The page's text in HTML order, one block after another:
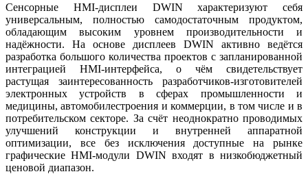
Сенсорные HMI-дисплеи DWIN характеризуют себя
универсальным, полностью самодостаточным продуктом,
обладающим высоким уровнем производительности и
надёжности. На основе дисплеев DWIN активно ведётся
разработка большого количества проектов с запланированной
интеграцией HMI-интерфейса, о чём свидетельствует
растущая заинтересованность разработчиков-изготовителей
электронных устройств в сферах промышленности и
медицины, автомобилестроения и коммерции, в том числе и в
потребительском секторе. За счёт неоднократно проводимых
улучшений конструкции и внутренней аппаратной
оптимизации, все без исключения доступные на рынке
графические HMI-модули DWIN входят в низкобюджетный
ценовой диапазон.